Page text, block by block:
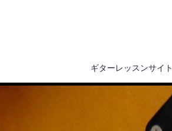
ギターレッスンサイト